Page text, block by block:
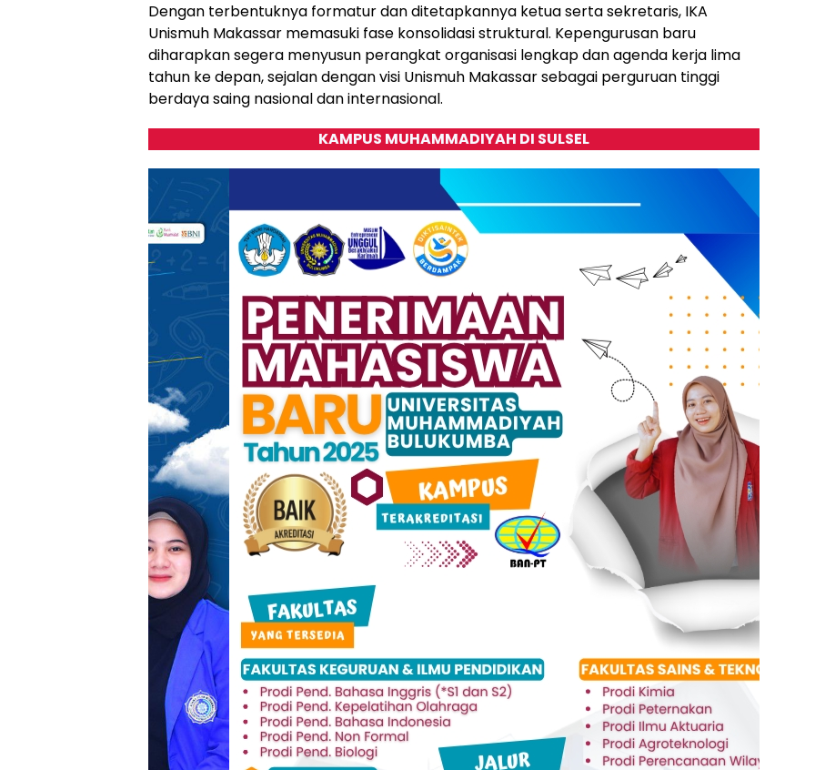
Dengan terbentuknya formatur dan ditetapkannya ketua serta sekretaris, IKA
Unismuh Makassar memasuki fase konsolidasi struktural. Kepengurusan baru
diharapkan segera menyusun perangkat organisasi lengkap dan agenda kerja lima
tahun ke depan, sejalan dengan visi Unismuh Makassar sebagai perguruan tinggi
berdaya saing nasional dan internasional.
KAMPUS MUHAMMADIYAH DI SULSEL